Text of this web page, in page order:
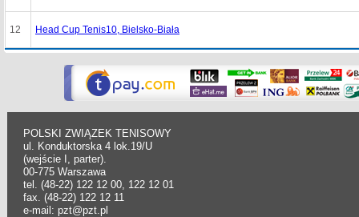
12 Head Cup Tenis10, Bielsko-Biała
POLSKI ZWIĄZEK TENISOWY
ul. Konduktorska 4 lok.19/U
(wejście I, parter).
00-775 Warszawa
tel. (48-22) 122 12 00, 122 12 01
fax. (48-22) 122 12 11
e-mail: pzt@pzt.pl